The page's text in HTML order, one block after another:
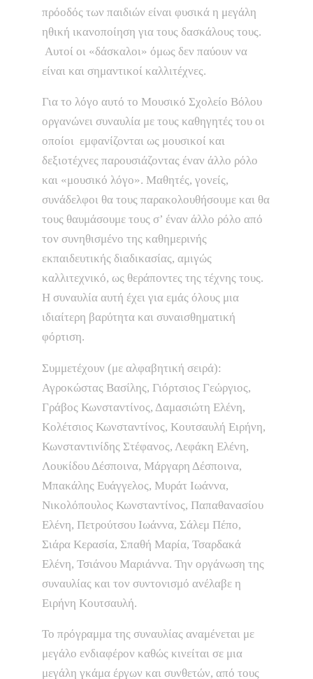
πρόοδός των παιδιών είναι φυσικά η μεγάλη
ηθική ικανοποίηση για τους δασκάλους τους.
Αυτοί οι «δάσκαλοι» όμως δεν παύουν να
είναι και σημαντικοί καλλιτέχνες.
Για το λόγο αυτό το Μουσικό Σχολείο Βόλου
οργανώνει συναυλία με τους καθηγητές του οι
οποίοι εμφανίζονται ως μουσικοί και
δεξιοτέχνες παρουσιάζοντας έναν άλλο ρόλο
και «μουσικό λόγο». Μαθητές, γονείς,
συνάδελφοι θα τους παρακολουθήσουμε και θα
τους θαυμάσουμε τους σ’ έναν άλλο ρόλο από
τον συνηθισμένο της καθημερινής
εκπαιδευτικής διαδικασίας, αμιγώς
καλλιτεχνικό, ως θεράποντες της τέχνης τους.
Η συναυλία αυτή έχει για εμάς όλους μια
ιδιαίτερη βαρύτητα και συναισθηματική
φόρτιση.
Συμμετέχουν (με αλφαβητική σειρά):
Αγροκώστας Βασίλης, Γιόρτσιος Γεώργιος,
Γράβος Κωνσταντίνος, Δαμασιώτη Ελένη,
Κολέτσιος Κωνσταντίνος, Κουτσαυλή Ειρήνη,
Κωνσταντινίδης Στέφανος, Λεφάκη Ελένη,
Λουκίδου Δέσποινα, Μάργαρη Δέσποινα,
Μπακάλης Ευάγγελος, Μυράτ Ιωάννα,
Νικολόπουλος Κωνσταντίνος, Παπαθανασίου
Ελένη, Πετρούτσου Ιωάννα, Σάλεμ Πέπο,
Σιάρα Κερασία, Σπαθή Μαρία, Τσαρδακά
Ελένη, Τσιάνου Μαριάννα. Την οργάνωση της
συναυλίας και τον συντονισμό ανέλαβε η
Ειρήνη Κουτσαυλή.
Το πρόγραμμα της συναυλίας αναμένεται με
μεγάλο ενδιαφέρον καθώς κινείται σε μια
μεγάλη γκάμα έργων και συνθετών, από τους